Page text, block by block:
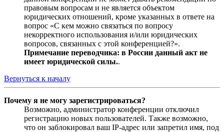
правовым вопросам и не является объектом
юридических отношений, кроме указанных в ответе на
вопрос «С кем можно связаться по вопросу
некорректного использования и/или юридических
вопросов, связанных с этой конференцией?».
Примечание переводчика: в России данный акт не
имеет юридической силы..
Вернуться к началу
Почему я не могу зарегистрироваться?
Возможно, администратор конференции отключил
регистрацию новых пользователей. Также возможно,
что он заблокировал ваш IP-адрес или запретил имя, под